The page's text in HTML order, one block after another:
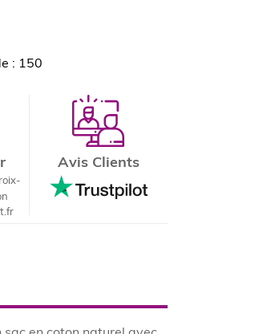
: 150
Avis Clients